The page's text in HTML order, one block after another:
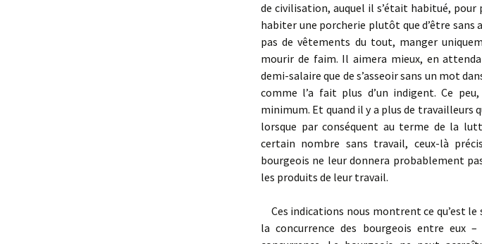
de civilisation, auquel il s’était habitué,
habiter une porcherie plutôt que d’être
pas de vêtements du tout, manger
mourir de faim. Il aimera mieux, en
demi-salaire que de s’asseoir sans un mot
comme l’a fait plus d’un indigent. Ce
minimum. Et quand il y a plus de travailleurs
lorsque par conséquent au terme de la
certain nombre sans travail, ceux-là
bourgeois ne leur donnera probablement
les produits de leur travail.
Ces indications nous montrent ce qu’est
la concurrence des bourgeois entre eux